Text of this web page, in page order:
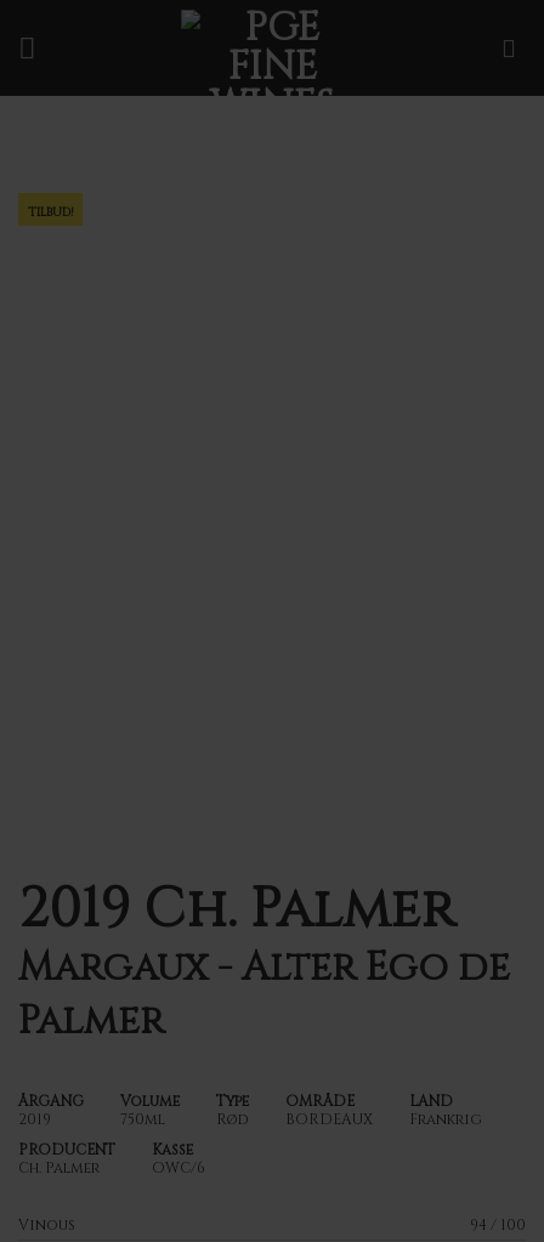
til
TILBUD!
2019 Ch. Palmer
Margaux - Alter Ego de
Palmer
ÅRGANG
2019
Volume
750ml
Type
Rød
OMRÅDE
BORDEAUX
LAND
Frankrig
PRODUCENT
Ch. Palmer
Kasse
OWC/6
Vinous
94 / 100